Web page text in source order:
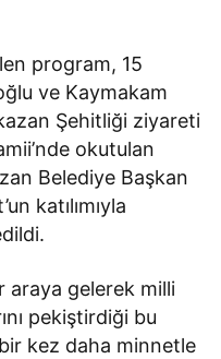
program, 15
ve Kaymakam
Şehitliği ziyareti
okutulan
Belediye Başkan
katılımıyla
araya gelerek milli
pekiştirdiği bu
kez daha minnetle